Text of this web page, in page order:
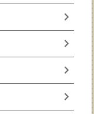
chevron_right
chevron_right
chevron_right
chevron_right